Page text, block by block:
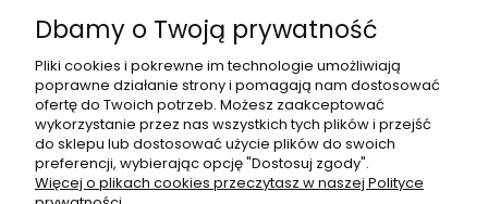
Moje konto
Płatności i dostawa
Informacje
Dbamy o Twoją prywatność
Pliki cookies i pokrewne im technologie umożliwiają
poprawne działanie strony i pomagają nam dostosować
ofertę do Twoich potrzeb. Możesz zaakceptować
wykorzystanie przez nas wszystkich tych plików i przejść
do sklepu lub dostosować użycie plików do swoich
preferencji, wybierając opcję "Dostosuj zgody".
Więcej o plikach cookies przeczytasz w naszej Polityce